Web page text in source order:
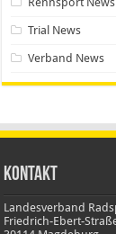
Trial News
Verband News
Kontakt
Landesverband
Friedrich-Ebert-